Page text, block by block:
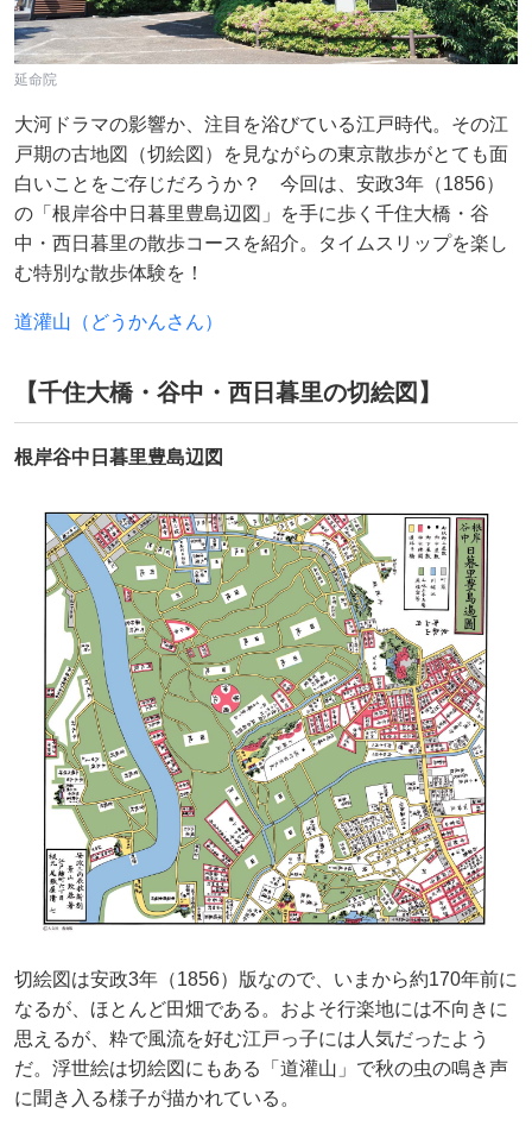
延命院
大河ドラマの影響か、注目を浴びている江戸時代。その江
戸期の古地図（切絵図）を見ながらの東京散歩がとても面
白いことをご存じだろうか？ 今回は、安政3年（1856）
の「根岸谷中日暮里豊島辺図」を手に歩く千住大橋・谷
中・西日暮里の散歩コースを紹介。タイムスリップを楽し
む特別な散歩体験を！
道灌山（どうかんさん）
【千住大橋・谷中・西日暮里の切絵図】
根岸谷中日暮里豊島辺図
切絵図は安政3年（1856）版なので、いまから約170年前に
なるが、ほとんど田畑である。およそ行楽地には不向きに
思えるが、粋で風流を好む江戸っ子には人気だったよう
だ。浮世絵は切絵図にもある「道灌山」で秋の虫の鳴き声
に聞き入る様子が描かれている。